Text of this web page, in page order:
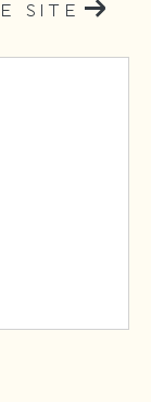
SITE